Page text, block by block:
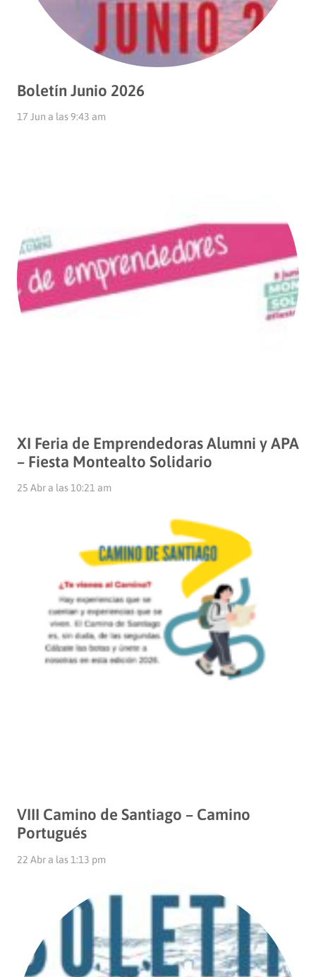
Boletín Junio 2026
17 Jun a las 9:43 am
XI Feria de Emprendedoras Alumni y APA
– Fiesta Montealto Solidario
25 Abr a las 10:21 am
VIII Camino de Santiago – Camino
Portugués
22 Abr a las 1:13 pm